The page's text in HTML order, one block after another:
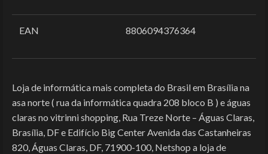
EAN ‎8806094376364
Loja de informática mais completa do Brasil em Brasília na
asa norte ( rua da informática quadra 208 bloco B ) e águas
claras no vitrinni shopping, Rua Treze Norte – Águas Claras,
Brasília, DF e Edifício Big Center Avenida das Castanheiras
820, Águas Claras, DF, 71900-100, Netshop a loja de